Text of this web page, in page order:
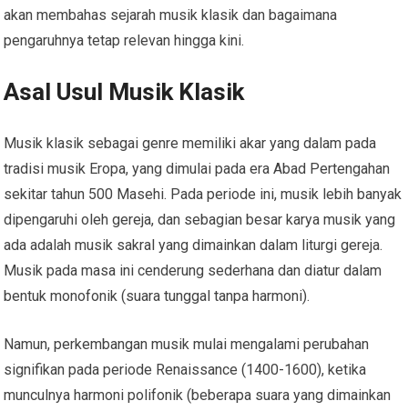
akan membahas sejarah musik klasik dan bagaimana
pengaruhnya tetap relevan hingga kini.
Asal Usul Musik Klasik
Musik klasik sebagai genre memiliki akar yang dalam pada
tradisi musik Eropa, yang dimulai pada era Abad Pertengahan
sekitar tahun 500 Masehi. Pada periode ini, musik lebih banyak
dipengaruhi oleh gereja, dan sebagian besar karya musik yang
ada adalah musik sakral yang dimainkan dalam liturgi gereja.
Musik pada masa ini cenderung sederhana dan diatur dalam
bentuk monofonik (suara tunggal tanpa harmoni).
Namun, perkembangan musik mulai mengalami perubahan
signifikan pada periode Renaissance (1400-1600), ketika
munculnya harmoni polifonik (beberapa suara yang dimainkan